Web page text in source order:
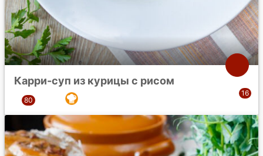
Карри-суп из курицы с рисом